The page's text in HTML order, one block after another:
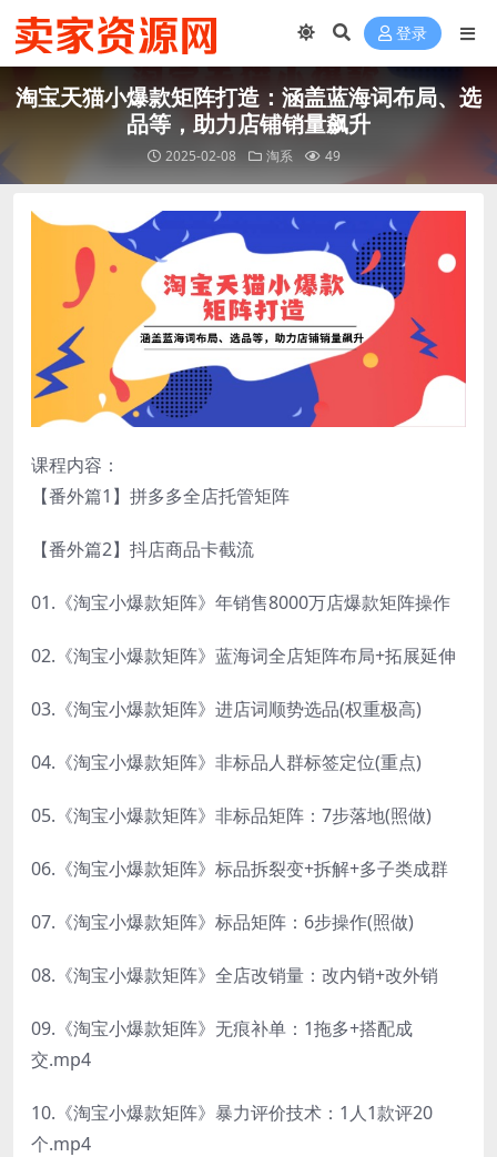
登录
淘宝天猫小爆款矩阵打造：涵盖蓝海词布局、选
品等，助力店铺销量飙升
2025-02-08 淘系 49
课程内容：
【番外篇1】拼多多全店托管矩阵
【番外篇2】抖店商品卡截流
01.《淘宝小爆款矩阵》年销售8000万店爆款矩阵操作
02.《淘宝小爆款矩阵》蓝海词全店矩阵布局+拓展延伸
03.《淘宝小爆款矩阵》进店词顺势选品(权重极高)
04.《淘宝小爆款矩阵》非标品人群标签定位(重点)
05.《淘宝小爆款矩阵》非标品矩阵：7步落地(照做)
06.《淘宝小爆款矩阵》标品拆裂变+拆解+多子类成群
07.《淘宝小爆款矩阵》标品矩阵：6步操作(照做)
08.《淘宝小爆款矩阵》全店改销量：改内销+改外销
09.《淘宝小爆款矩阵》无痕补单：1拖多+搭配成
交.mp4
10.《淘宝小爆款矩阵》暴力评价技术：1人1款评20
个.mp4